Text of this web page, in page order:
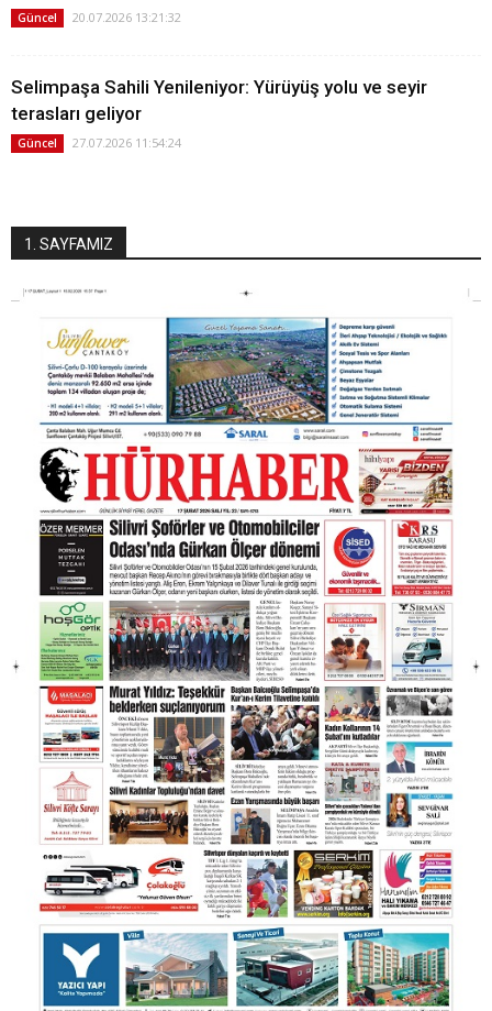
Güncel 20.07.2026 13:21:32
Selimpaşa Sahili Yenileniyor: Yürüyüş yolu ve seyir
terasları geliyor
Güncel 27.07.2026 11:54:24
1. SAYFAMIZ